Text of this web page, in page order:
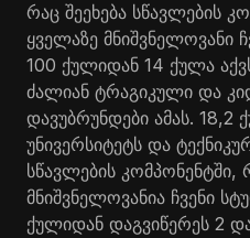
რაც შეეხება სწავლების
ყველაზე მნიშვნელოვანი
100 ქულიდან 14 ქულა
ძალიან ტრაგიკული და
დავუბრუნდები ამას. 18,2
უნივერსიტეტს და
სწავლების კომპონენტში,
მნიშვნელოვანია ჩვენი
ქულიდან დაგვიწერეს 2